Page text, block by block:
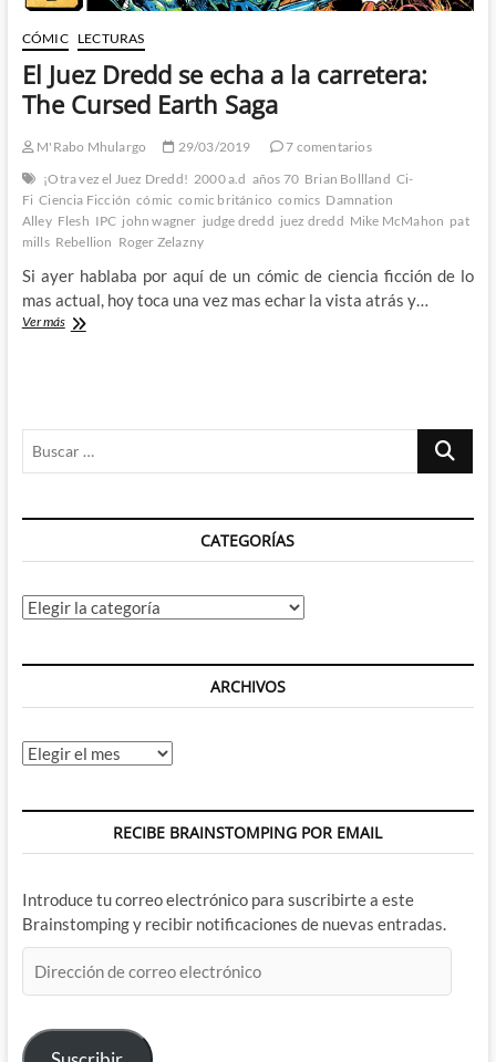
CÓMIC LECTURAS
El Juez Dredd se echa a la carretera:
The Cursed Earth Saga
M'Rabo Mhulargo 29/03/2019
7 comentarios
¡Otra vez el Juez Dredd! 2000 a.d años 70 Brian Bollland Ci-
Fi Ciencia Ficción cómic comic británico comics Damnation
Alley Flesh IPC john wagner judge dredd juez dredd Mike McMahon pat
mills Rebellion Roger Zelazny
Si ayer hablaba por aquí de un cómic de ciencia ficción de lo
mas actual, hoy toca una vez mas echar la vista atrás y…
Ver másEl
carretera:
The
Earth
Buscar
CATEGORÍAS
Categorías
ARCHIVOS
Archivos
RECIBE BRAINSTOMPING POR EMAIL
Introduce tu correo electrónico para suscribirte a este
Brainstomping y recibir notificaciones de nuevas entradas.
de
electrónico